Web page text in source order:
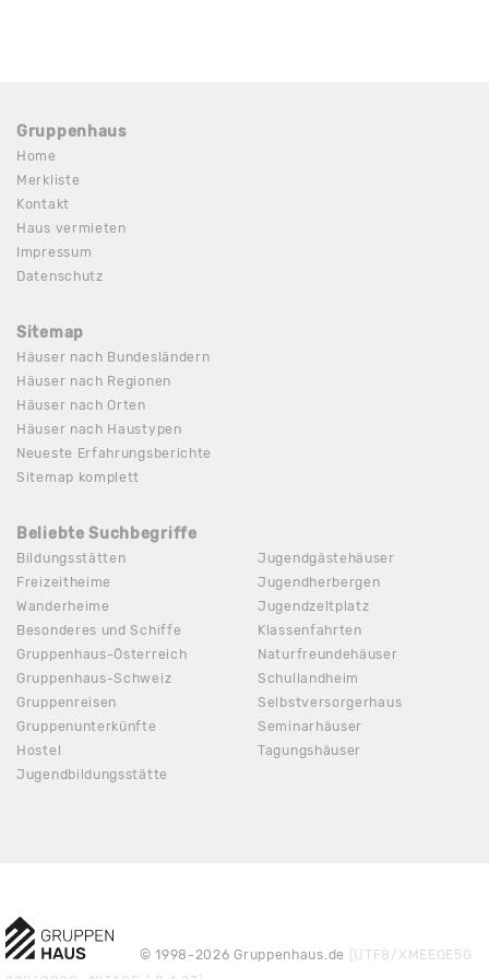
Gruppenhaus
Home
Merkliste
Kontakt
Haus vermieten
Impressum
Datenschutz
Sitemap
Häuser nach Bundesländern
Häuser nach Regionen
Häuser nach Orten
Häuser nach Haustypen
Neueste Erfahrungsberichte
Sitemap komplett
Beliebte Suchbegriffe
Bildungsstätten
Freizeitheime
Wanderheime
Besonderes und Schiffe
Gruppenhaus-Österreich
Gruppenhaus-Schweiz
Gruppenreisen
Gruppenunterkünfte
Hostel
Jugendbildungsstätte
Jugendgästehäuser
Jugendherbergen
Jugendzeltplatz
Klassenfahrten
Naturfreundehäuser
Schullandheim
Selbstversorgerhaus
Seminarhäuser
Tagungshäuser
© 1998-2026 Gruppenhaus.de
(UTF8/XMEEQE5G